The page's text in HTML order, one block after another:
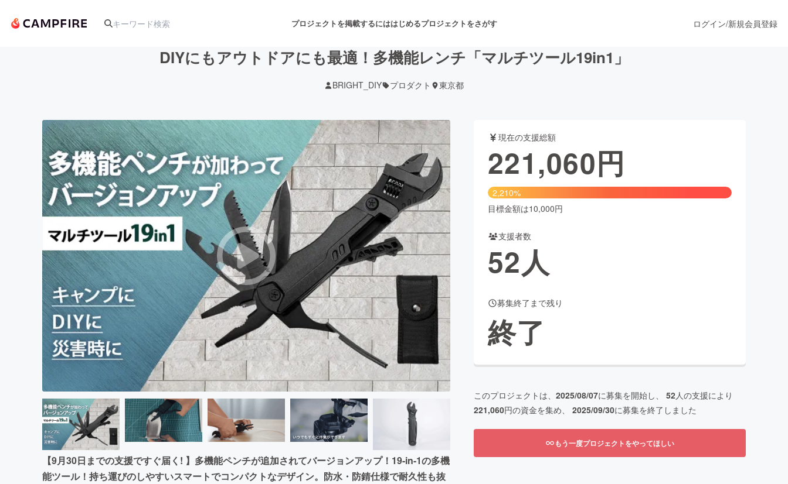
プロジェクトを掲載するにははじめるプロジェクトをさがす
アート・写真 音楽 舞台・パフォーマンス
テクノロジー・ガジェット ゲーム・サービス開発 フード・飲食店 ファッション
映像・映画 書籍・雑誌出版 アニメ・漫画
ビジネス・起業 チャレンジ ビューティー・ヘルスケア
まちづくり・地域活性化
CAMPFIRE for Social GoodCAMPFIRE Creation
CAMPFIREふるさと納税machi-ya コミュニティ
ログイン/新規会員登録
DIYにもアウトドアにも最適！多機能レンチ「マルチツール19in1」
BRIGHT_DIY プロダクト 東京都
【9月30日までの支援ですぐ届く! 】多機能ペンチが追加されてバージョンアップ！19-in-1の多機
能ツール！持ち運びのしやすいスマートでコンパクトなデザイン。防水・防錆仕様で耐久性も抜
現在の支援総額
221,060円
2,210%
目標金額は10,000円
支援者数
52人
募集終了まで残り
終了
このプロジェクトは、 2025/08/07に募集を開始し、 52人の支援により
221,060円の資金を集め、 2025/09/30に募集を終了しました
もう一度プロジェクトをやってほしい